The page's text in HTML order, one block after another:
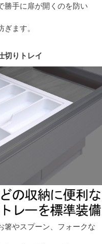
勝手に扉が開くのを防い
ます。
切りトレイ
箸やスプーン、フォークな